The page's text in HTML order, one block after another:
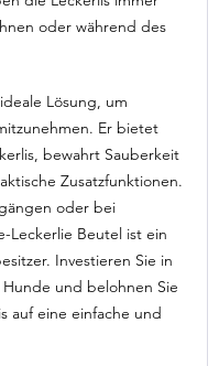
oder während des
Lösung, um
Er bietet
bewahrt Sauberkeit
Zusatzfunktionen.
oder bei
Leckerlie Beutel ist ein
Investieren Sie in
und belohnen Sie
auf eine einfache und